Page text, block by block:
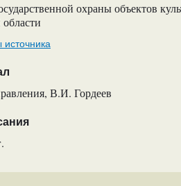
охраны объектов
В.И. Гордеев